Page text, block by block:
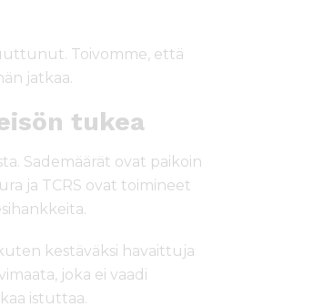
Toivomme, että
jatkaa.
tukea
Sademäärät ovat paikoin
ja TCRS ovat toimineet
kestäväksi havaittuja
joka ei vaadi
istuttaa.